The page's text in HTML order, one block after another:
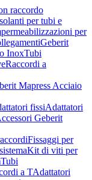
raccordo
per tubi e
per
Geberit
InoxTubi
Raccordi a
Mapress Acciaio
fissiAdattatori
Geberit
Fissaggi per
Kit di viti per
Tubi
a TAdattatori